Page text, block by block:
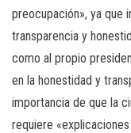
preocupación», ya que
transparencia y
como al propio
en la honestidad y
importancia de que la
requiere